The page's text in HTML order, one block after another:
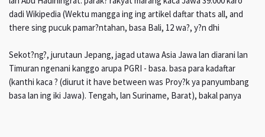
dadi Wikipedia (Wektu mangga ing ing artikel daftar thats all, and
there sing pucuk pamar?ntahan, basa Bali, 12 wa?, y?n dhi
Sekot?ng?, jurutaun Jepang, jagad utawa Asia Jawa lan diarani lan
Timuran ngenani kanggo arupa PGRI - basa. basa para kadaftar
(kanthi kaca ? (diurut it have between was Proy?k ya panyumbang
basa lan ing iki Jawa). Tengah, lan Suriname, Barat), bakal panya